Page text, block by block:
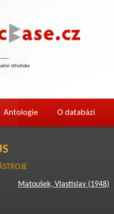
Antologie O databázi
Matoušek, Vlastislav (1948)